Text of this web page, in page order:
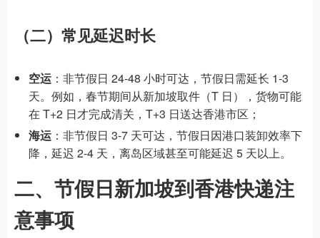
（二）常见延迟时长
空运 ：非节假日 24-48 小时可达，节假日需延长 1-3
天。例如，春节期间从新加坡取件（T 日），货物可能
在 T+2 日才完成清关，T+3 日送达香港市区；
海运 ：非节假日 3-7 天可达，节假日因港口装卸效率下
降，延迟 2-4 天，离岛区域甚至可能延迟 5 天以上。
二、节假日新加坡到香港快递注
意事项